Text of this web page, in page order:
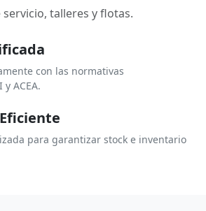
talleres y flotas.
con las normativas
ACEA.
para garantizar stock e inventario